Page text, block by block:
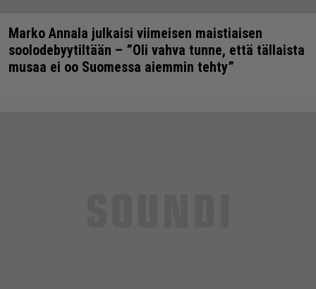
Marko Annala julkaisi viimeisen maistiaisen
soolodebyytiltään – ”Oli vahva tunne, että tällaista
musaa ei oo Suomessa aiemmin tehty”